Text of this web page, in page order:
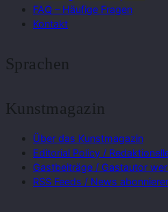
FAQ – Häufige Fragen
Kontakt
Sprachen
Kunstmagazin
Über das Kunstmagazin
Editorial Policy /
Gastbeiträge / Gastautor
RSS Feeds / News